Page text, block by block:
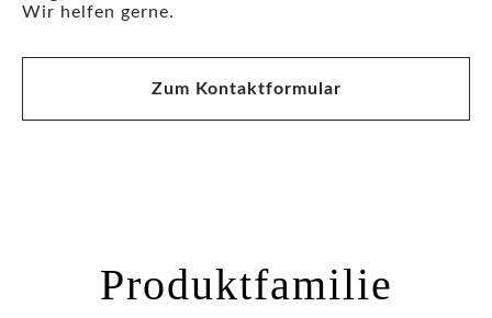
Wir helfen gerne.
Zum Kontaktformular
Produktfamilie